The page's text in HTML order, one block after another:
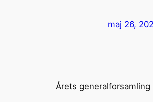
maj 26,
Årets